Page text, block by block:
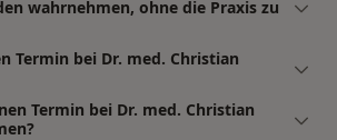
wahrnehmen, ohne die Praxis zu
Termin bei Dr. med. Christian
Termin bei Dr. med. Christian